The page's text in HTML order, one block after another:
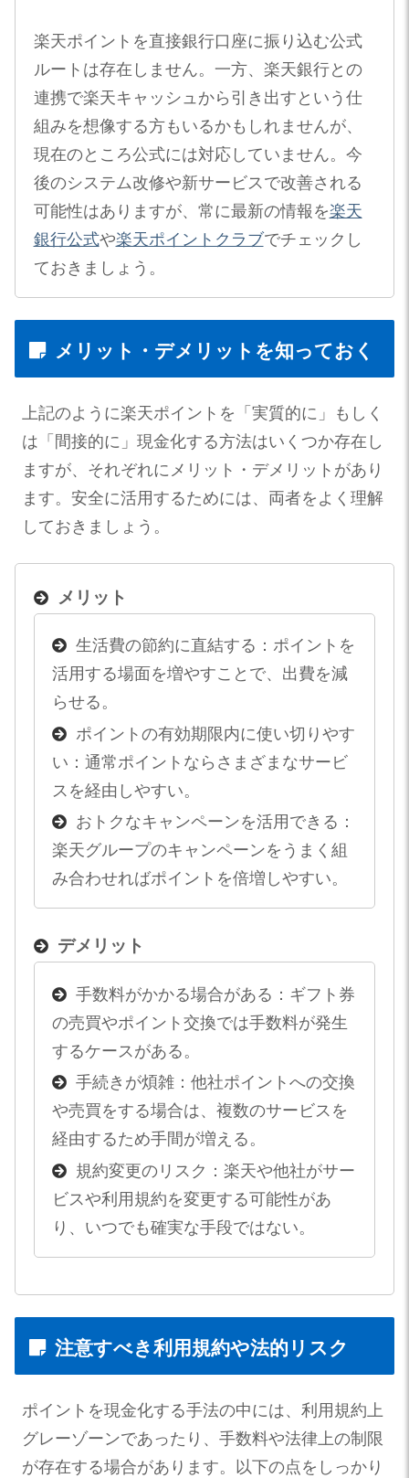
楽天ポイントを直接銀行口座に振り込む公式
ルートは存在しません。一方、楽天銀行との
連携で楽天キャッシュから引き出すという仕
組みを想像する方もいるかもしれませんが、
現在のところ公式には対応していません。今
後のシステム改修や新サービスで改善される
可能性はありますが、常に最新の情報を楽天
銀行公式や楽天ポイントクラブでチェックし
ておきましょう。
メリット・デメリットを知っておく
上記のように楽天ポイントを「実質的に」もしく
は「間接的に」現金化する方法はいくつか存在し
ますが、それぞれにメリット・デメリットがあり
ます。安全に活用するためには、両者をよく理解
しておきましょう。
メリット
生活費の節約に直結する：ポイントを
活用する場面を増やすことで、出費を減
らせる。
ポイントの有効期限内に使い切りやす
い：通常ポイントならさまざまなサービ
スを経由しやすい。
おトクなキャンペーンを活用できる：
楽天グループのキャンペーンをうまく組
み合わせればポイントを倍増しやすい。
デメリット
手数料がかかる場合がある：ギフト券
の売買やポイント交換では手数料が発生
するケースがある。
手続きが煩雑：他社ポイントへの交換
や売買をする場合は、複数のサービスを
経由するため手間が増える。
規約変更のリスク：楽天や他社がサー
ビスや利用規約を変更する可能性があ
り、いつでも確実な手段ではない。
注意すべき利用規約や法的リスク
ポイントを現金化する手法の中には、利用規約上
グレーゾーンであったり、手数料や法律上の制限
が存在する場合があります。以下の点をしっかり